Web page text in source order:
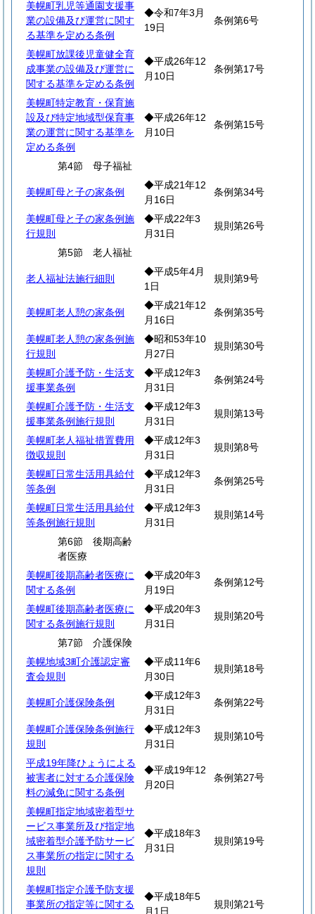
美幌町乳児等通園支援事
業の設備及び運営に関す
る基準を定める条例
◆令和7年3月
19日
条例第6号
美幌町放課後児童健全育
成事業の設備及び運営に
関する基準を定める条例
◆平成26年12
月10日
条例第17号
美幌町特定教育・保育施
設及び特定地域型保育事
業の運営に関する基準を
定める条例
◆平成26年12
月10日
条例第15号
第4節 母子福祉
美幌町母と子の家条例
◆平成21年12
月16日
条例第34号
美幌町母と子の家条例施
行規則
◆平成22年3
月31日
規則第26号
第5節 老人福祉
老人福祉法施行細則
◆平成5年4月
1日
規則第9号
美幌町老人憩の家条例
◆平成21年12
月16日
条例第35号
美幌町老人憩の家条例施
行規則
◆昭和53年10
月27日
規則第30号
美幌町介護予防・生活支
援事業条例
◆平成12年3
月31日
条例第24号
美幌町介護予防・生活支
援事業条例施行規則
◆平成12年3
月31日
規則第13号
美幌町老人福祉措置費用
徴収規則
◆平成12年3
月31日
規則第8号
美幌町日常生活用具給付
等条例
◆平成12年3
月31日
条例第25号
美幌町日常生活用具給付
等条例施行規則
◆平成12年3
月31日
規則第14号
第6節 後期高齢
者医療
美幌町後期高齢者医療に
関する条例
◆平成20年3
月19日
条例第12号
美幌町後期高齢者医療に
関する条例施行規則
◆平成20年3
月31日
規則第20号
第7節 介護保険
美幌地域3町介護認定審
査会規則
◆平成11年6
月30日
規則第18号
美幌町介護保険条例
◆平成12年3
月31日
条例第22号
美幌町介護保険条例施行
規則
◆平成12年3
月31日
規則第10号
平成19年降ひょうによる
被害者に対する介護保険
料の減免に関する条例
◆平成19年12
月20日
条例第27号
美幌町指定地域密着型サ
ービス事業所及び指定地
域密着型介護予防サービ
ス事業所の指定に関する
規則
◆平成18年3
月31日
規則第19号
美幌町指定介護予防支援
事業所の指定等に関する
◆平成18年5
月1日
規則第21号